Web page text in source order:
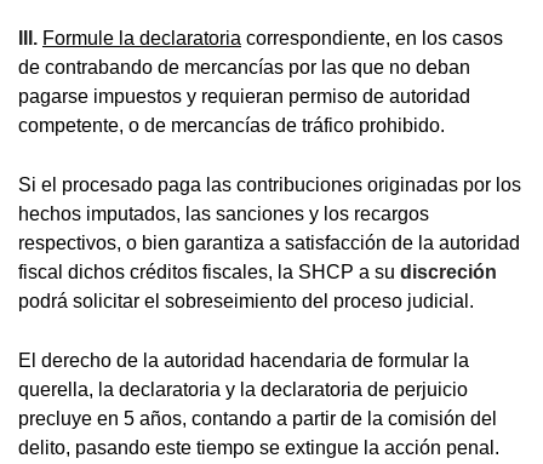
III. Formule la declaratoria correspondiente, en los casos
de contrabando de mercancías por las que no deban
pagarse impuestos y requieran permiso de autoridad
competente, o de mercancías de tráfico prohibido.
Si el procesado paga las contribuciones originadas por los
hechos imputados, las sanciones y los recargos
respectivos, o bien garantiza a satisfacción de la autoridad
fiscal dichos créditos fiscales, la SHCP a su discreción
podrá solicitar el sobreseimiento del proceso judicial.
El derecho de la autoridad hacendaria de formular la
querella, la declaratoria y la declaratoria de perjuicio
precluye en 5 años, contando a partir de la comisión del
delito, pasando este tiempo se extingue la acción penal.